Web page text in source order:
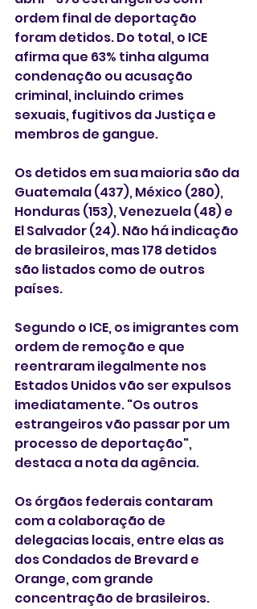
ordem final de deportação
foram detidos. Do total, o ICE
afirma que 63% tinha alguma
condenação ou acusação
criminal, incluindo crimes
sexuais, fugitivos da Justiça e
membros de gangue.
Os detidos em sua maioria são da
Guatemala (437), México (280),
Honduras (153), Venezuela (48) e
El Salvador (24). Não há indicação
de brasileiros, mas 178 detidos
são listados como de outros
países.
Segundo o ICE, os imigrantes com
ordem de remoção e que
reentraram ilegalmente nos
Estados Unidos vão ser expulsos
imediatamente. "Os outros
estrangeiros vão passar por um
processo de deportação",
destaca a nota da agência.
Os órgãos federais contaram
com a colaboração de
delegacias locais, entre elas as
dos Condados de Brevard e
Orange, com grande
concentração de brasileiros.